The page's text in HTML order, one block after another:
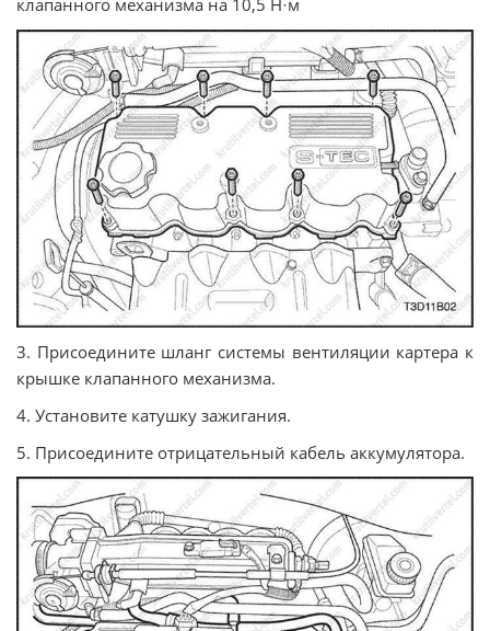
·
3. Присоедините шланг системы вентиляции картера к
крышке клапанного механизма.
4. Установите катушку зажигания.
5. Присоедините отрицательный кабель аккумулятора.